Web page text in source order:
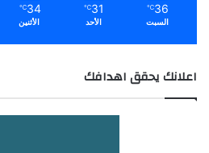
36
℃
السبت
31
℃
الأحد
34
℃
الأثنين
اعلانك يحقق اهدافك